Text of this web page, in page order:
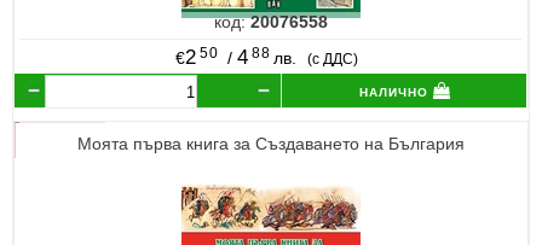
код:20076558
€2 50 / 4 88 лв. (с ДДС)
налично
Моята първа книга за Създаването на България